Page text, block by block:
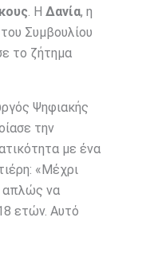
. Η Δανία, η
Συμβουλίου
το ζήτημα
Ψηφιακής
την
με ένα
«Μέχρι
απλώς να
ετών. Αυτό